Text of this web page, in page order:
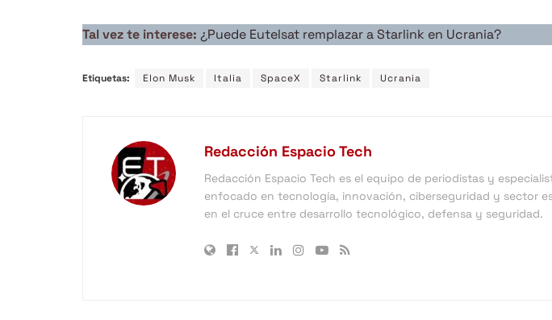
Tal vez te interese: ¿Puede Eutelsat remplazar a Starlink en Ucrania?
Etiquetas: Elon Musk Italia SpaceX Starlink Ucrania
Redacción Espacio Tech
Redacción Espacio Tech es el equipo de periodistas y
enfocado en tecnología, innovación, ciberseguridad y sector
en el cruce entre desarrollo tecnológico, defensa y seguridad.